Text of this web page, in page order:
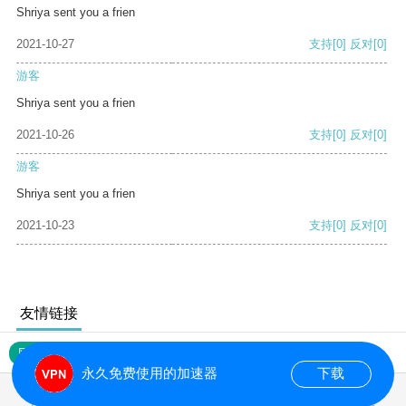
Shriya sent you a frien
2021-10-27 支持[0] 反对[0]
游客
Shriya sent you a frien
2021-10-26 支持[0] 反对[0]
游客
Shriya sent you a frien
2021-10-23 支持[0] 反对[0]
友情链接
网站地图
永久免费使用的加速器 下载